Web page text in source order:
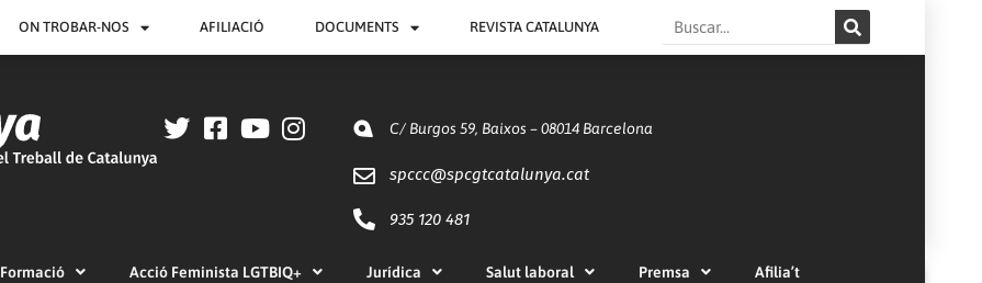
ON TROBAR-NOS AFILIACIÓ DOCUMENTS REVISTA CATALUNYA Search
C/ Burgos 59, Baixos – 08014 Barcelona
spccc@spcgtcatalunya.cat
935 120 481
Formació Acció Feminista LGTBIQ+ Jurídica Salut laboral Premsa Afilia’t